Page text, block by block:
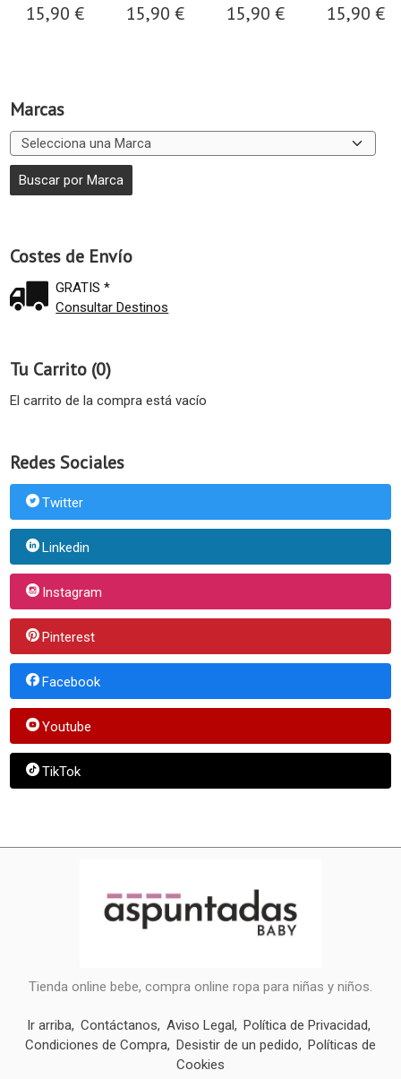
Marcas
Costes de Envío
GRATIS *
Consultar Destinos
Tu Carrito (0)
El carrito de la compra está vacío
Redes Sociales
Twitter
Linkedin
Instagram
Pinterest
Facebook
Youtube
TikTok
15,90 € 15,90 € 15,90 € 15,90 €
Tienda online bebe, compra online ropa para niñas y niños.
Ir arriba Contáctanos Aviso Legal
Política de Privacidad
Condiciones de Compra Desistir de un pedido
Políticas de
Cookies